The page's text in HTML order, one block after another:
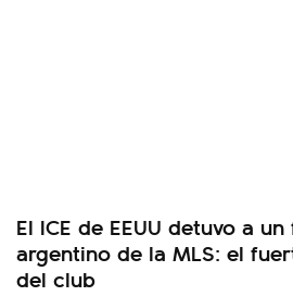
El ICE de EEUU detuvo a
argentino de la MLS: el
del club